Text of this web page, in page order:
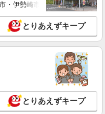
〜300000円（経験・能力によ
月・時給1500円〜 ※残業代支
定あり） ゜+゜・。
・゜+゜ 入社祝い金10万円支
。・゜+゜・。○。・゜+゜
家電量販店
詳細を見る
【docomo】
円（経験・能力による） ※
・伊勢崎市・太田市・館林市
とりあえずキープ
とりあえずキープ